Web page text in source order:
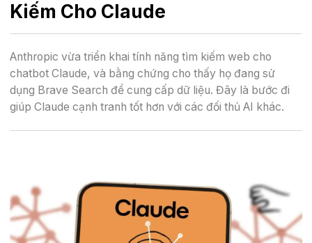
Kiếm Cho Claude
Anthropic vừa triển khai tính năng tìm kiếm web cho
chatbot Claude, và bằng chứng cho thấy họ đang sử
dụng Brave Search để cung cấp dữ liệu. Đây là bước đi
giúp Claude cạnh tranh tốt hơn với các đối thủ AI khác.